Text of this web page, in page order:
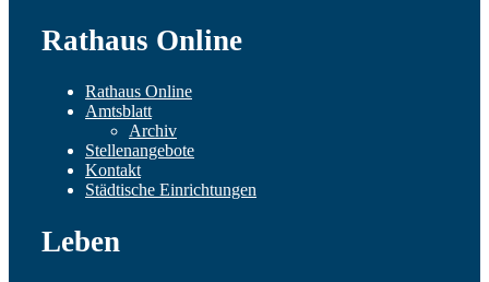
Rathaus Online
Rathaus Online
Amtsblatt
Archiv
Stellenangebote
Kontakt
Städtische Einrichtungen
Leben